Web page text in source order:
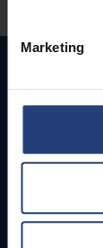
Marketing
Snel naar